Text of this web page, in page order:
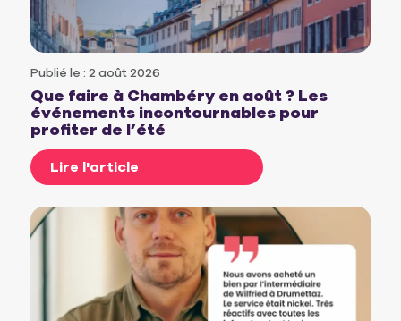
Publié le : 2 août 2026
Que faire à Chambéry en août ? Les
événements incontournables pour
profiter de l’été
Lire l'article